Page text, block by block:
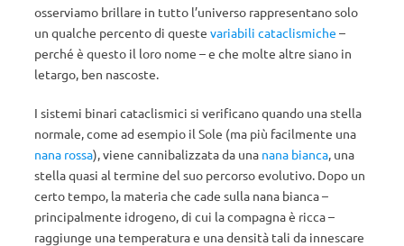
osserviamo brillare in tutto l’universo rappresentano solo
un qualche percento di queste variabili cataclismiche –
perché è questo il loro nome – e che molte altre siano in
letargo, ben nascoste.
I sistemi binari cataclismici si verificano quando una stella
normale, come ad esempio il Sole (ma più facilmente una
nana rossa), viene cannibalizzata da una nana bianca, una
stella quasi al termine del suo percorso evolutivo. Dopo un
certo tempo, la materia che cade sulla nana bianca –
principalmente idrogeno, di cui la compagna è ricca –
raggiunge una temperatura e una densità tali da innescare